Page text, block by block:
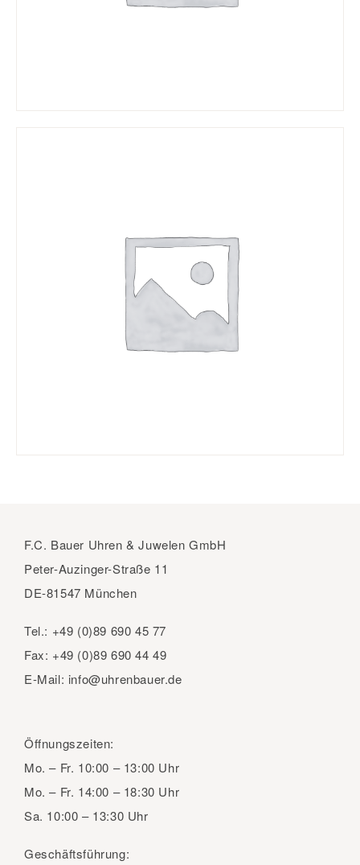
F.C. Bauer Uhren & Juwelen GmbH
Peter-Auzinger-Straße 11
DE-81547 München
Tel.: +49 (0)89 690 45 77
Fax: +49 (0)89 690 44 49
E-Mail: info@uhrenbauer.de
Öffnungszeiten:
Mo. – Fr. 10:00 – 13:00 Uhr
Mo. – Fr. 14:00 – 18:30 Uhr
Sa. 10:00 – 13:30 Uhr
Geschäftsführung: